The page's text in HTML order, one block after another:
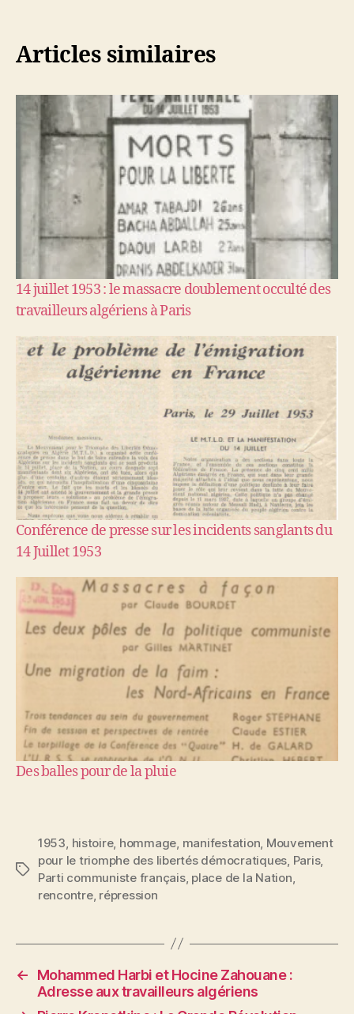
Articles similaires
14 juillet 1953 : le massacre doublement occulté des
travailleurs algériens à Paris
Conférence de presse sur les incidents sanglants du
14 Juillet 1953
Des balles pour de la pluie
Étiquettes
1953, histoire, hommage, manifestation, Mouvement
pour le triomphe des libertés démocratiques, Paris,
Parti communiste français, place de la Nation,
rencontre, répression
←
Mohammed Harbi et Hocine Zahouane :
Adresse aux travailleurs algériens